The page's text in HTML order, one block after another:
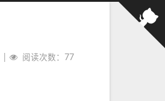
阅读次数： 77